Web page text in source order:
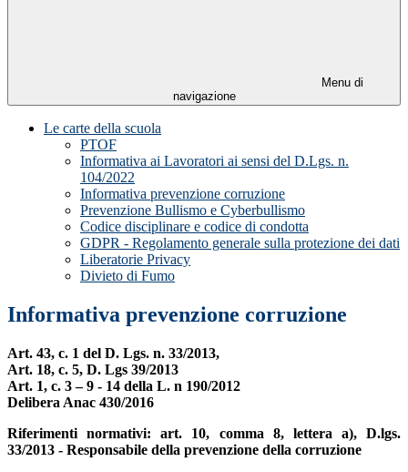
Menu di
navigazione
Le carte della scuola
PTOF
Informativa ai Lavoratori ai sensi del D.Lgs. n.
104/2022
Informativa prevenzione corruzione
Prevenzione Bullismo e Cyberbullismo
Codice disciplinare e codice di condotta
GDPR - Regolamento generale sulla protezione dei dati
Liberatorie Privacy
Divieto di Fumo
Informativa prevenzione corruzione
Art. 43, c. 1 del D. Lgs. n. 33/2013,
Art. 18, c. 5, D. Lgs 39/2013
Art. 1, c. 3 – 9 - 14 della L. n 190/2012
Delibera Anac 430/2016
Riferimenti normativi: art. 10, comma 8, lettera a), D.lgs.
33/2013 - Responsabile della prevenzione della corruzione